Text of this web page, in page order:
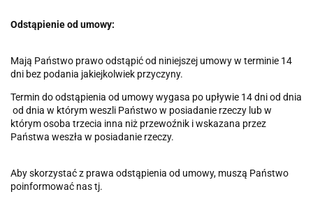
Odstąpienie od umowy:
Mają Państwo prawo odstąpić od niniejszej umowy w terminie 14
dni bez podania jakiejkolwiek przyczyny.
Termin do odstąpienia od umowy wygasa po upływie 14 dni od dnia
od dnia w którym weszli Państwo w posiadanie rzeczy lub w
którym osoba trzecia inna niż przewoźnik i wskazana przez
Państwa weszła w posiadanie rzeczy.
Aby skorzystać z prawa odstąpienia od umowy, muszą Państwo
poinformować nas tj.